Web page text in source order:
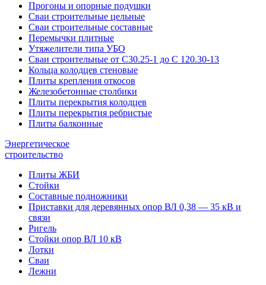
Прогоны и опорные подушки
Сваи строительные цельные
Сваи строительные составные
Перемычки плитные
Утяжелители типа УБО
Сваи строительные от С30.25-1 до С 120.30-13
Кольца колодцев стеновые
Плиты крепления откосов
Железобетонные столбики
Плиты перекрытия колодцев
Плиты перекрытия ребристые
Плиты балконные
Энергетическое
строительство
Плиты ЖБИ
Стойки
Составные подножники
Приставки для деревянных опор ВЛ 0,38 — 35 кВ и
связи
Ригель
Стойки опор ВЛ 10 кВ
Лотки
Сваи
Лежни